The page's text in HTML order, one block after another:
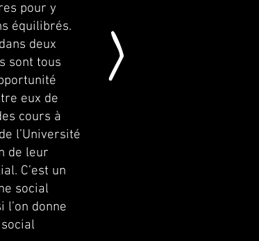
pour y
équilibrés.
deux
sont tous
eux de
cours à
l’Université
de leur
C’est un
social
donne
>